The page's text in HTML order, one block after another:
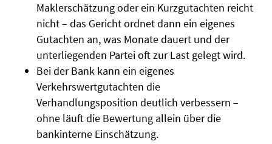
Maklerschätzung oder ein Kurzgutachten reicht
nicht – das Gericht ordnet dann ein eigenes
Gutachten an, was Monate dauert und der
unterliegenden Partei oft zur Last gelegt wird.
Bei der Bank kann ein eigenes
Verkehrswertgutachten die
Verhandlungsposition deutlich verbessern –
ohne läuft die Bewertung allein über die
bankinterne Einschätzung.